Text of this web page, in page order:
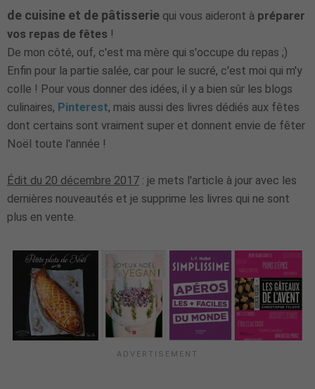
de cuisine et de pâtisserie qui vous aideront à préparer
vos repas de fêtes !
De mon côté, ouf, c'est ma mère qui s'occupe du repas ;)
Enfin pour la partie salée, car pour le sucré, c'est moi qui m'y
colle ! Pour vous donner des idées, il y a bien sûr les blogs
culinaires, Pinterest, mais aussi des livres dédiés aux fêtes
dont certains sont vraiment super et donnent envie de fêter
Noël toute l'année !
Édit du 20 décembre 2017 : je mets l'article à jour avec les
dernières nouveautés et je supprime les livres qui ne sont
plus en vente.